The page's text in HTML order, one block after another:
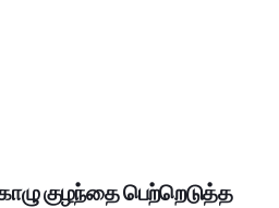
குழந்தை பெற்றெடுத்த